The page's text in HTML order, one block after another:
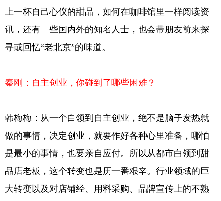
上一杯自己心仪的甜品，如何在咖啡馆里一样阅读资
讯，还有一些国内外的知名人士，也会带朋友前来探
寻或回忆“老北京”的味道。
秦刚：自主创业，你碰到了哪些困难？
韩梅梅：从一个白领到自主创业，绝不是脑子发热就
做的事情，决定创业，就要作好各种心里准备，哪怕
是最小的事情，也要亲自应付。所以从都市白领到甜
品店老板，这个转变也是历一番艰辛。行业领域的巨
大转变以及对店铺经、用料采购、品牌宣传上的不熟